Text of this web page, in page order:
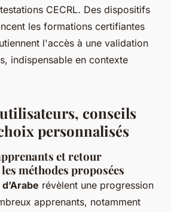
CECRL. Des dispositifs
les formations certifiantes
l'accès à une validation
indispensable en contexte
conseils
personnalisés
et retour
méthodes proposées
révèlent une progression
apprenants, notamment